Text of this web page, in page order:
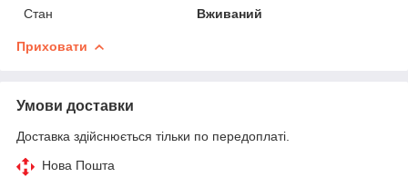
Стан Вживаний
Приховати
Умови доставки
Доставка здійснюється тільки по передоплаті.
Нова Пошта